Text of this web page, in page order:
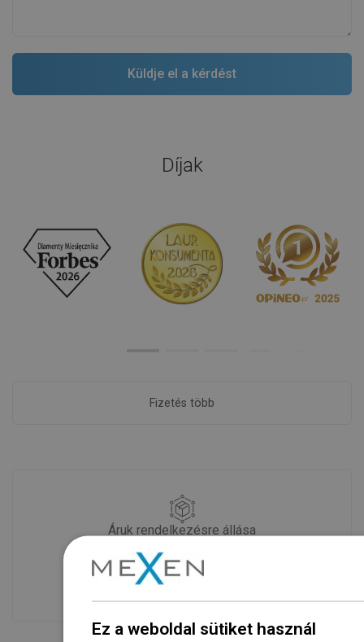
Díjak
Fizetés több
Áruk rendelkezésre állása
várnak rád.Mindig készen áll a
szállításra!
Ez a weboldal sütiket használ